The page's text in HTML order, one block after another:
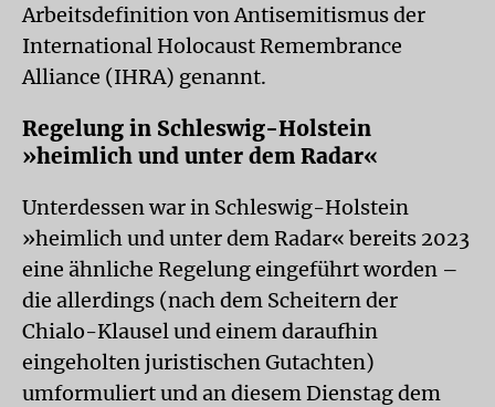
Arbeitsdefinition von Antisemitismus der
International Holocaust Remembrance
Alliance (IHRA) genannt.
Regelung in Schleswig-Holstein
»heimlich und unter dem Radar«
Unterdessen war in Schleswig-Holstein
»heimlich und unter dem Radar« bereits 2023
eine ähnliche Regelung eingeführt worden –
die allerdings (nach dem Scheitern der
Chialo-Klausel und einem daraufhin
eingeholten juristischen Gutachten)
umformuliert und an diesem Dienstag dem